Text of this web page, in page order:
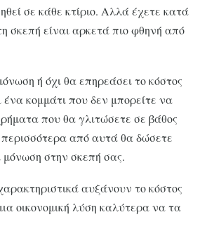
σε κάθε κτίριο. Αλλά έχετε κατά
σκεπή είναι αρκετά πιο φθηνή από
ή όχι θα επηρεάσει το κόστος
κομμάτι που δεν μπορείτε να
που θα γλιτώσετε σε βάθος
από αυτά θα δώσετε
στην σκεπή σας.
αυξάνουν το κόστος
οικονομική λύση καλύτερα να τα